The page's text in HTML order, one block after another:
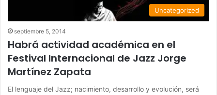
Uncategorized
septiembre 5, 2014
Habrá actividad académica en el
Festival Internacional de Jazz Jorge
Martínez Zapata
El lenguaje del Jazz; nacimiento, desarrollo y evolución, será